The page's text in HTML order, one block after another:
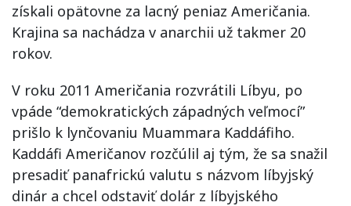
získali opätovne za lacný peniaz Američania.
Krajina sa nachádza v anarchii už takmer 20
rokov.
V roku 2011 Američania rozvrátili Líbyu, po
vpáde “demokratických západných veľmocí”
prišlo k lynčovaniu Muammara Kaddáfiho.
Kaddáfi Američanov rozčúlil aj tým, že sa snažil
presadiť panafrickú valutu s názvom líbyjský
dinár a chcel odstaviť dolár z líbyjského